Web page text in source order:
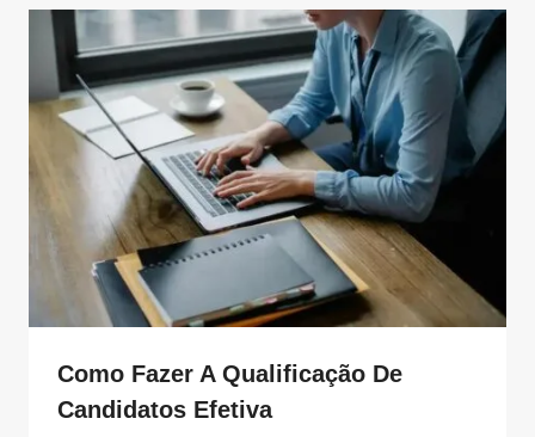
Como Fazer A Qualificação De
Candidatos Efetiva